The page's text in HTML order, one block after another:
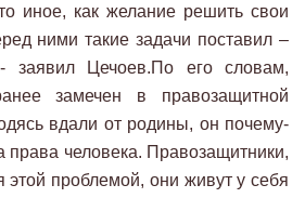
иное, как желание решить свои
ними такие задачи поставил –
заявил Цечоев.По его словам,
замечен в правозащитной
вдали от родины, он почему-
права человека. Правозащитники,
этой проблемой, они живут у себя